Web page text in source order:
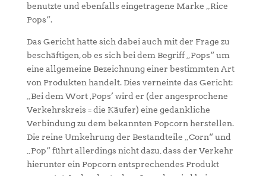
benutzte und ebenfalls eingetragene Marke „Rice
Pops“.
Das Gericht hatte sich dabei auch mit der Frage zu
beschäftigen, ob es sich bei dem Begriff „Pops“ um
eine allgemeine Bezeichnung einer bestimmten Art
von Produkten handelt. Dies verneinte das Gericht:
„Bei dem Wort ‚Pops’ wird er (der angesprochene
Verkehrskreis = die Käufer) eine gedankliche
Verbindung zu dem bekannten Popcorn herstellen.
Die reine Umkehrung der Bestandteile „Corn“ und
„Pop“ führt allerdings nicht dazu, dass der Verkehr
hierunter ein Popcorn entsprechendes Produkt